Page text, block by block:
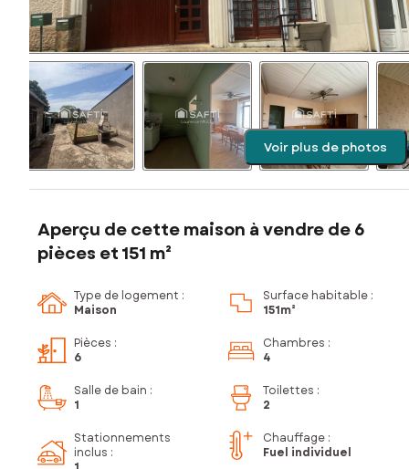
Voir plus de photos
Aperçu de cette maison à vendre de 6
pièces et 151 m²
Type de logement :
Maison
Surface habitable :
151m²
Pièces :
6
Chambres :
4
Salle de bain :
1
Toilettes :
2
Stationnements
inclus :
Chauffage :
Fuel individuel